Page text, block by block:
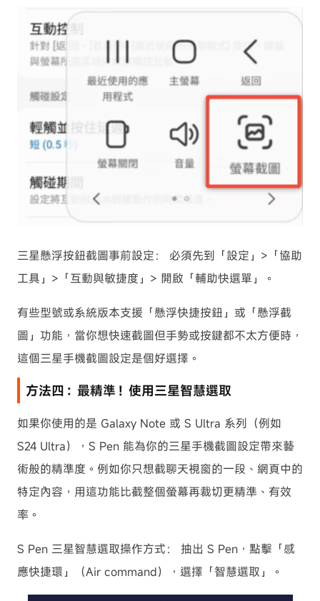
三星懸浮按鈕截圖事前設定： 必須先到「設定」>「協助
工具」>「互動與敏捷度」> 開啟「輔助快選單」。
有些型號或系統版本支援「懸浮快捷按鈕」或「懸浮截
圖」功能，當你想快速截圖但手勢或按鍵都不太方便時，
這個三星手機截圖設定是個好選擇。
方法四：最精準！使用三星智慧選取
如果你使用的是 Galaxy Note 或 S Ultra 系列（例如
S24 Ultra），S Pen 能為你的三星手機截圖設定帶來藝
術般的精準度。例如你只想截聊天視窗的一段、網頁中的
特定內容，用這功能比截整個螢幕再裁切更精準、有效
率。
S Pen 三星智慧選取操作方式： 抽出 S Pen，點擊「感
應快捷環」（Air command），選擇「智慧選取」。